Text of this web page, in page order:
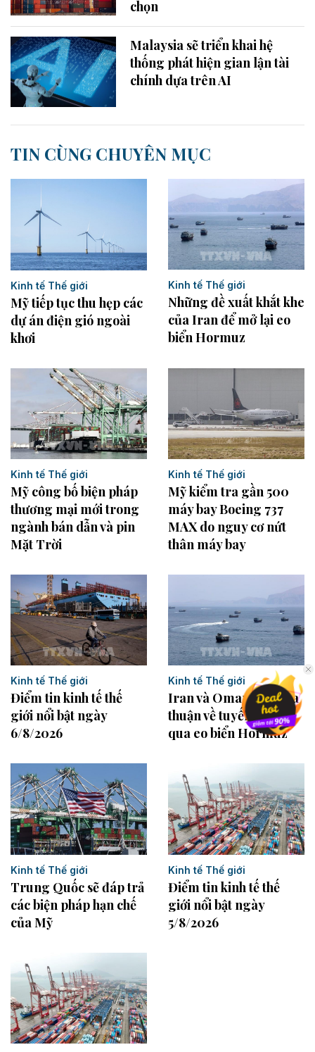
chọn
Malaysia sẽ triển khai hệ
thống phát hiện gian lận tài
chính dựa trên AI
TIN CÙNG CHUYÊN MỤC
Kinh tế Thế giới
Mỹ tiếp tục thu hẹp các
dự án điện gió ngoài
khơi
Kinh tế Thế giới
Những đề xuất khắt khe
của Iran để mở lại eo
biển Hormuz
Kinh tế Thế giới
Mỹ công bố biện pháp
thương mại mới trong
ngành bán dẫn và pin
Mặt Trời
Kinh tế Thế giới
Mỹ kiểm tra gần 500
máy bay Boeing 737
MAX do nguy cơ nứt
thân máy bay
Kinh tế Thế giới
Điểm tin kinh tế thế
giới nổi bật ngày
6/8/2026
Kinh tế Thế giới
Iran và Oman đạt thỏa
thuận về tuyến vận tải
qua eo biển Hormuz
Kinh tế Thế giới
Trung Quốc sẽ đáp trả
các biện pháp hạn chế
của Mỹ
Kinh tế Thế giới
Điểm tin kinh tế thế
giới nổi bật ngày
5/8/2026